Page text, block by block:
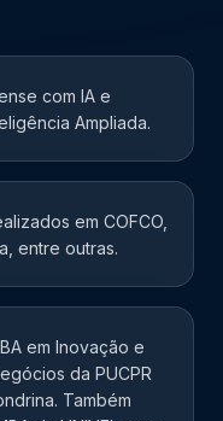
com IA e
Ampliada.
em COFCO,
entre outras.
em Inovação e
da PUCPR
Também